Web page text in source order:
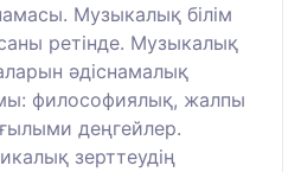
Музыкалық білім
ретінде. Музыкалық
әдіснамалық
философиялық, жалпы
деңгейлер.
зерттеудің